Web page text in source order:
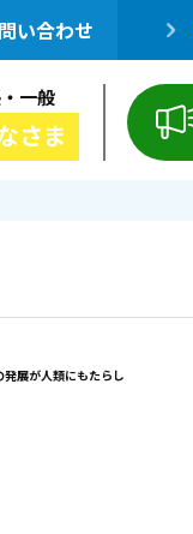
い合わせ
一般
さま
発展が人類にもたらし